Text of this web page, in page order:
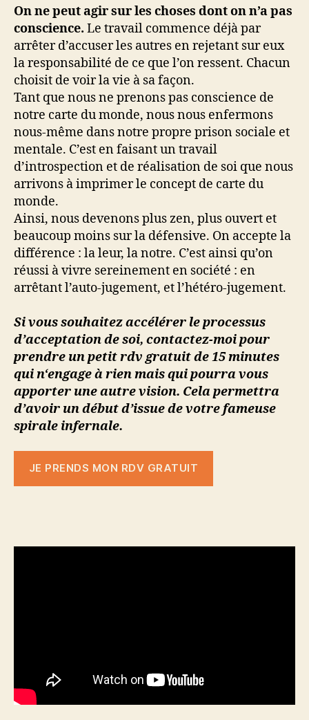
On ne peut agir sur les choses dont on n’a pas
conscience. Le travail commence déjà par
arrêter d’accuser les autres en rejetant sur eux
la responsabilité de ce que l’on ressent. Chacun
choisit de voir la vie à sa façon.
Tant que nous ne prenons pas conscience de
notre carte du monde, nous nous enfermons
nous-même dans notre propre prison sociale et
mentale. C’est en faisant un travail
d’introspection et de réalisation de soi que nous
arrivons à imprimer le concept de carte du
monde.
Ainsi, nous devenons plus zen, plus ouvert et
beaucoup moins sur la défensive. On accepte la
différence : la leur, la notre. C’est ainsi qu’on
réussi à vivre sereinement en société : en
arrêtant l’auto-jugement, et l’hétéro-jugement.
Si vous souhaitez accélérer le processus
d’acceptation de soi, contactez-moi pour
prendre un petit rdv gratuit de 15 minutes
qui n‘engage à rien mais qui pourra vous
apporter une autre vision. Cela permettra
d’avoir un début d’issue de votre fameuse
spirale infernale.
JE PRENDS MON RDV GRATUIT